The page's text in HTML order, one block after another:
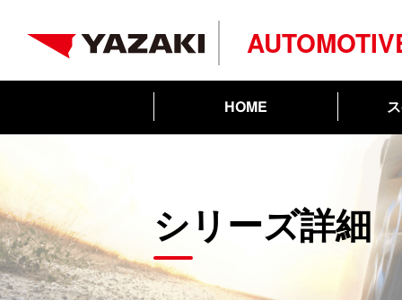
HOME
シリーズ詳細